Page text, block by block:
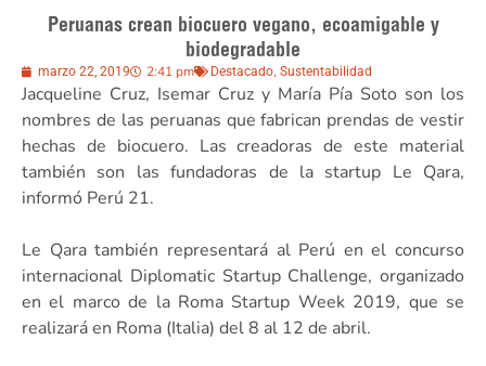
Peruanas crean biocuero vegano, ecoamigable y
biodegradable
marzo 22, 2019 2:41 pm Destacado, Sustentabilidad
Jacqueline Cruz, Isemar Cruz y María Pía Soto son los
nombres de las peruanas que fabrican prendas de vestir
hechas de biocuero. Las creadoras de este material
también son las fundadoras de la startup Le Qara,
informó Perú 21.
Le Qara también representará al Perú en el concurso
internacional Diplomatic Startup Challenge, organizado
en el marco de la Roma Startup Week 2019, que se
realizará en Roma (Italia) del 8 al 12 de abril.